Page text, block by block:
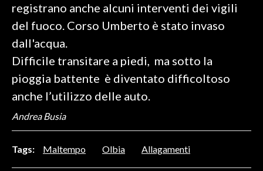
MOTORI
TENNIS
ALTRI SPORT
CULTURA
SPETTACOLI
GOSSIP
registrano anche alcuni interventi dei vigili
del fuoco. Corso Umberto è stato invaso
dall'acqua.
Difficile transitare a piedi, ma sotto la
pioggia battente è diventato difficoltoso
anche l’utilizzo delle auto.
Andrea Busia
Tags: Maltempo Olbia Allagamenti